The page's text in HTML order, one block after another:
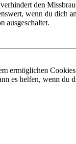
den
wenn du dich
ausgeschaltet.
ermöglichen
es helfen, wenn du